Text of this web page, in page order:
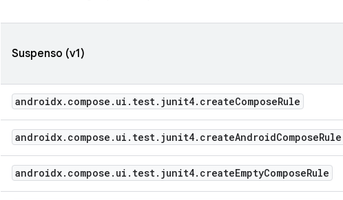
Suspenso (v1)
androidx.compose.ui.test.junit4.createComposeRule
androidx.compose.ui.test.junit4.createAndroidComposeRule
androidx.compose.ui.test.junit4.createEmptyComposeRule